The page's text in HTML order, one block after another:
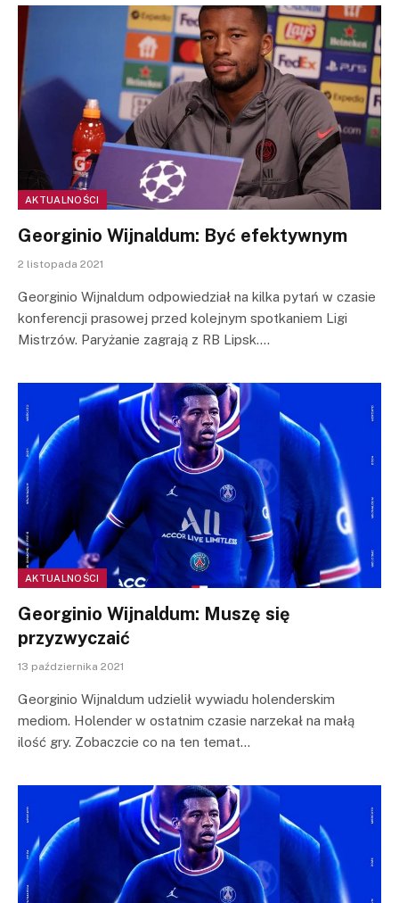
AKTUALNOŚCI
Georginio Wijnaldum: Być efektywnym
2 listopada 2021
Georginio Wijnaldum odpowiedział na kilka pytań w czasie
konferencji prasowej przed kolejnym spotkaniem Ligi
Mistrzów. Paryżanie zagrają z RB Lipsk.…
AKTUALNOŚCI
Georginio Wijnaldum: Muszę się
przyzwyczaić
13 października 2021
Georginio Wijnaldum udzielił wywiadu holenderskim
mediom. Holender w ostatnim czasie narzekał na małą
ilość gry. Zobaczcie co na ten temat…